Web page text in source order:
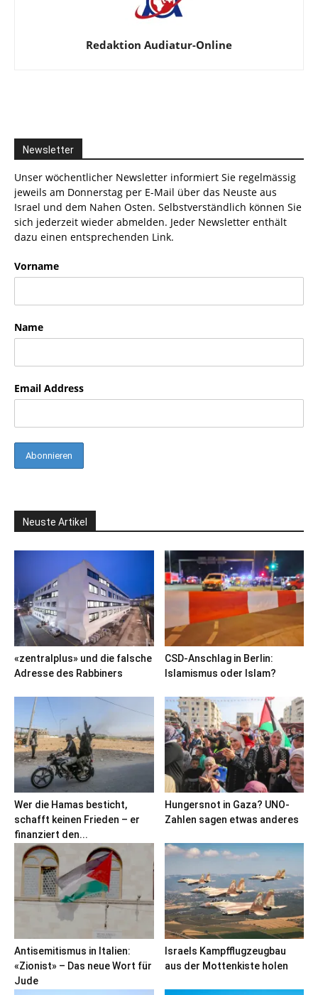
Redaktion Audiatur-Online
Newsletter
Unser wöchentlicher Newsletter informiert Sie regelmässig
jeweils am Donnerstag per E-Mail über das Neuste aus
Israel und dem Nahen Osten. Selbstverständlich können Sie
sich jederzeit wieder abmelden. Jeder Newsletter enthält
dazu einen entsprechenden Link.
Vorname
Name
Email Address
Neuste Artikel
«zentralplus» und die falsche
Adresse des Rabbiners
CSD-Anschlag in Berlin:
Islamismus oder Islam?
Wer die Hamas besticht,
schafft keinen Frieden – er
finanziert den...
Hungersnot in Gaza? UNO-
Zahlen sagen etwas anderes
Antisemitismus in Italien:
«Zionist» – Das neue Wort für
Jude
Israels Kampfflugzeugbau
aus der Mottenkiste holen